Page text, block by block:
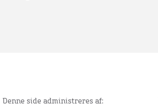
Denne side administreres af: